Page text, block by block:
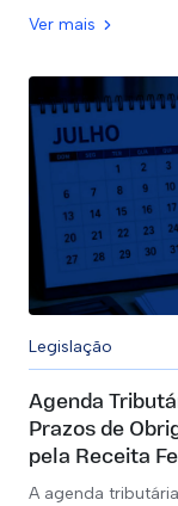
Ver mais
Legislação
Agenda
Prazos de
pela Receita
A agenda